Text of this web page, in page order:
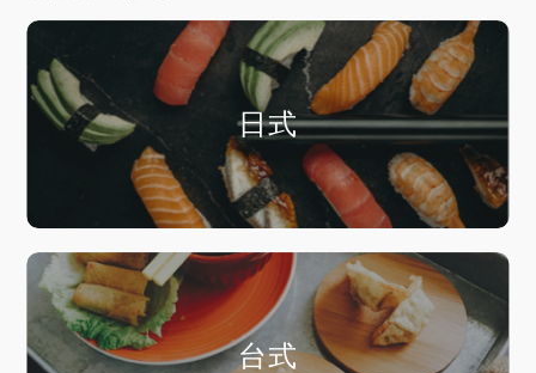
日式
台式